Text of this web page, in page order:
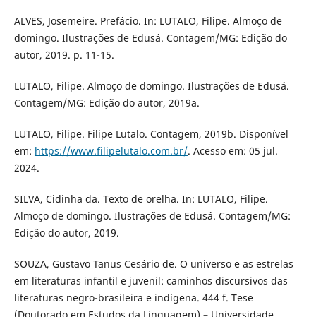
ALVES, Josemeire. Prefácio. In: LUTALO, Filipe. Almoço de
domingo. Ilustrações de Edusá. Contagem/MG: Edição do
autor, 2019. p. 11-15.
LUTALO, Filipe. Almoço de domingo. Ilustrações de Edusá.
Contagem/MG: Edição do autor, 2019a.
LUTALO, Filipe. Filipe Lutalo. Contagem, 2019b. Disponível
em: https://www.filipelutalo.com.br/. Acesso em: 05 jul.
2024.
SILVA, Cidinha da. Texto de orelha. In: LUTALO, Filipe.
Almoço de domingo. Ilustrações de Edusá. Contagem/MG:
Edição do autor, 2019.
SOUZA, Gustavo Tanus Cesário de. O universo e as estrelas
em literaturas infantil e juvenil: caminhos discursivos das
literaturas negro-brasileira e indígena. 444 f. Tese